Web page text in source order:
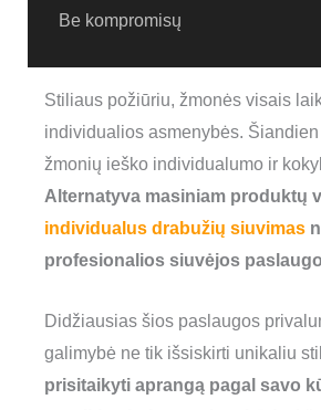
Be kompromisų
Stiliaus požiūriu, žmonės visais
individualios asmenybės.
žmonių ieško individualumo ir
Alternatyva masiniam produktų
individualus drabužių siuvimas
profesionalios siuvėjos
Didžiausias šios paslaugos
galimybė ne tik išsiskirti unikaliu
prisitaikyti aprangą pagal savo